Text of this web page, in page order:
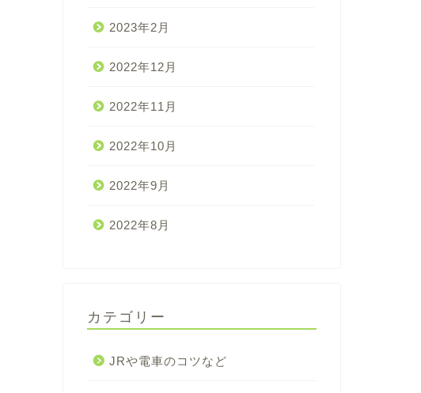
2023年2月
2022年12月
2022年11月
2022年10月
2022年9月
2022年8月
カテゴリー
JRや電車のコツなど